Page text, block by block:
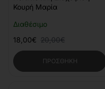
Διαθέσιμο
Κουρή Μαρία
18,00€ 20,00€
ΠΡΟΣΘΉΚΗ